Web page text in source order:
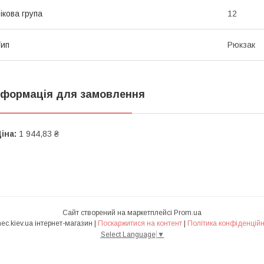
група 12
Рюкзак
для замовлення
1 944,83 ₴
Сайт створений на маркетплейсі Prom.ua
Ranec.kiev.ua інтернет-магазин | Поскаржитися на контент | Політика
Select Language ▼